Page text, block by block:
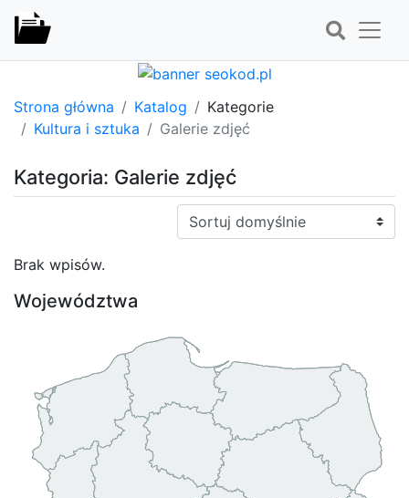
Strona główna Katalog
Kategorie
Kultura i sztuka
Galerie zdjęć
Kategoria: Galerie zdjęć
Sortuj:
Brak wpisów.
Województwa